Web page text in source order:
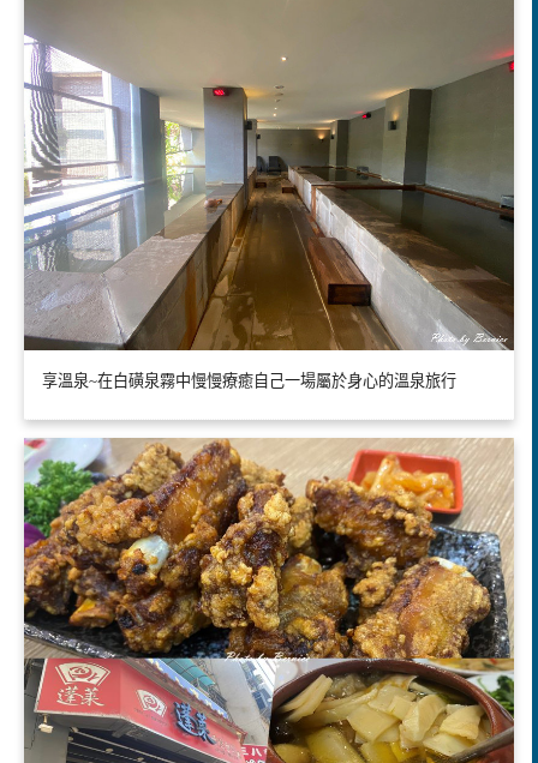
享溫泉~在白磺泉霧中慢慢療癒自己一場屬於身心的溫泉旅行